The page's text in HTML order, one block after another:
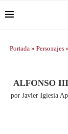
Portada » Personajes »
ALFONSO
por Javier Iglesia